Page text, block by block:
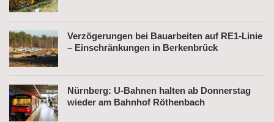
Verzögerungen bei Bauarbeiten auf RE1-Linie
– Einschränkungen in Berkenbrück
Nürnberg: U-Bahnen halten ab Donnerstag
wieder am Bahnhof Röthenbach